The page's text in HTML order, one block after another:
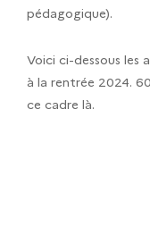
pédagogique).
Voici ci-dessous les
à la rentrée 2024.
ce cadre là.